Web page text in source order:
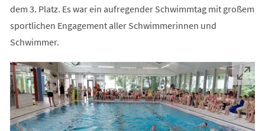
dem 3. Platz. Es war ein aufregender Schwimmtag mit großem
sportlichen Engagement aller Schwimmerinnen und
Schwimmer.